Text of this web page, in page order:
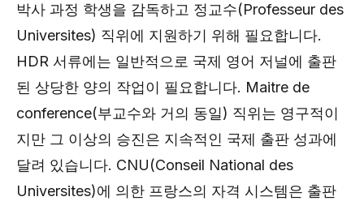
박사 과정 학생을 감독하고 정교수(Professeur des
Universites) 직위에 지원하기 위해 필요합니다.
HDR 서류에는 일반적으로 국제 영어 저널에 출판
된 상당한 양의 작업이 필요합니다. Maitre de
conference(부교수와 거의 동일) 직위는 영구적이
지만 그 이상의 승진은 지속적인 국제 출판 성과에
달려 있습니다. CNU(Conseil National des
Universites)에 의한 프랑스의 자격 시스템은 출판